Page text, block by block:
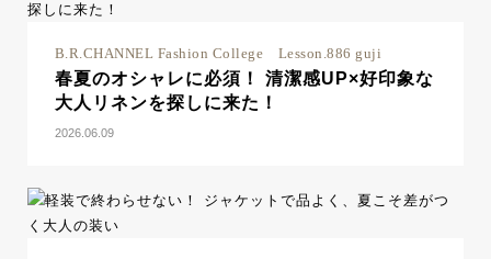
B.R.CHANNEL Fashion College Lesson.886 guji
春夏のオシャレに必須！ 清潔感UP×好印象な
大人リネンを探しに来た！
2026.06.09